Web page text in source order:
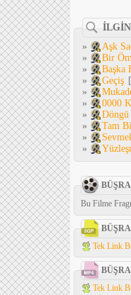
»
Aşk
»
Bir
»
Başka
»
Geçiş [
»
»
0000
»
Döngü
»
Tam
»
»
Bu Filme
BÜŞRA
Tek Link
BÜŞRA
Tek Link